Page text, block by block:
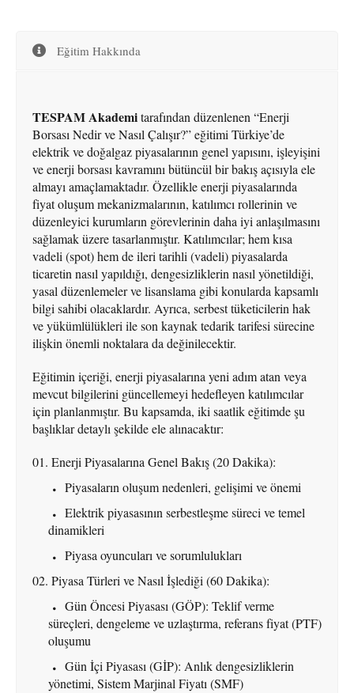
Eğitim Hakkında
TESPAM Akademitarafından düzenlenen “Enerji
Borsası Nedir ve Nasıl Çalışır?” eğitimi Türkiye’de
elektrik ve doğalgaz piyasalarının genel yapısını, işleyişini
ve enerji borsası kavramını bütüncül bir bakış açısıyla ele
almayı amaçlamaktadır. Özellikle enerji piyasalarında
fiyat oluşum mekanizmalarının, katılımcı rollerinin ve
düzenleyici kurumların görevlerinin daha iyi anlaşılmasını
sağlamak üzere tasarlanmıştır. Katılımcılar; hem kısa
vadeli (spot) hem de ileri tarihli (vadeli) piyasalarda
ticaretin nasıl yapıldığı, dengesizliklerin nasıl yönetildiği,
yasal düzenlemeler ve lisanslama gibi konularda kapsamlı
bilgi sahibi olacaklardır. Ayrıca, serbest tüketicilerin hak
ve yükümlülükleri ile son kaynak tedarik tarifesi sürecine
ilişkin önemli noktalara da değinilecektir.
Eğitimin içeriği, enerji piyasalarına yeni adım atan veya
mevcut bilgilerini güncellemeyi hedefleyen katılımcılar
için planlanmıştır. Bu kapsamda, iki saatlik eğitimde şu
başlıklar detaylı şekilde ele alınacaktır:
Enerji Piyasalarına Genel Bakış (20 Dakika):
Piyasaların oluşum nedenleri, gelişimi ve önemi
Elektrik piyasasının serbestleşme süreci ve temel
dinamikleri
Piyasa oyuncuları ve sorumlulukları
Piyasa Türleri ve Nasıl İşlediği (60 Dakika):
Gün Öncesi Piyasası (GÖP): Teklif verme
süreçleri, dengeleme ve uzlaştırma, referans fiyat (PTF)
oluşumu
Gün İçi Piyasası (GİP): Anlık dengesizliklerin
yönetimi, Sistem Marjinal Fiyatı (SMF)